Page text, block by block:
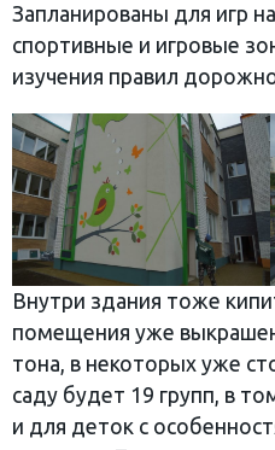
Запланированы для игр
спортивные и игровые
изучения правил
Внутри здания тоже
помещения уже
тона, в некоторых уже
саду будет 19 групп, в
и для деток с